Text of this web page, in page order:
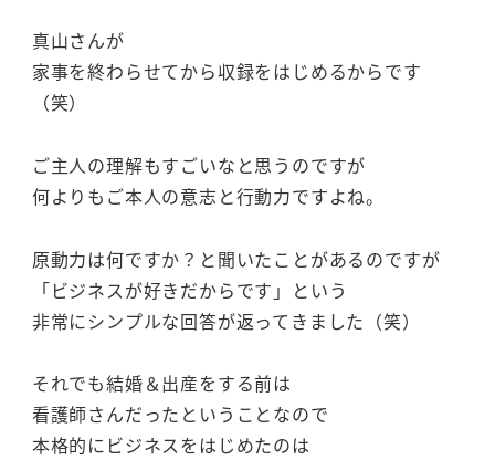
真山さんが
家事を終わらせてから収録をはじめるからです
（笑）
ご主人の理解もすごいなと思うのですが
何よりもご本人の意志と行動力ですよね。
原動力は何ですか？と聞いたことがあるのですが
「ビジネスが好きだからです」という
非常にシンプルな回答が返ってきました（笑）
それでも結婚＆出産をする前は
看護師さんだったということなので
本格的にビジネスをはじめたのは